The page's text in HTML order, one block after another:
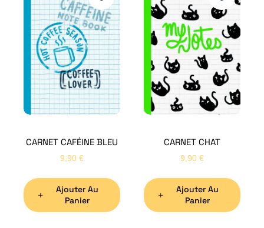
CARNET CAFÉINE BLEU
9,90 €
Ajouter Au
Panier
CARNET CHAT
9,90 €
Ajouter Au
Panier